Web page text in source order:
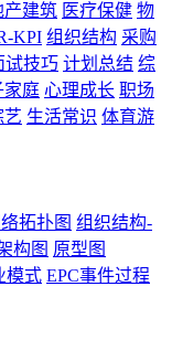
产建筑 医疗保健 物
KPI 组织结构 采购
试技巧 计划总结 综
家庭 心理成长 职场
艺 生活常识 体育游
络拓扑图 组织结构-
构图 原型图
模式 EPC事件过程